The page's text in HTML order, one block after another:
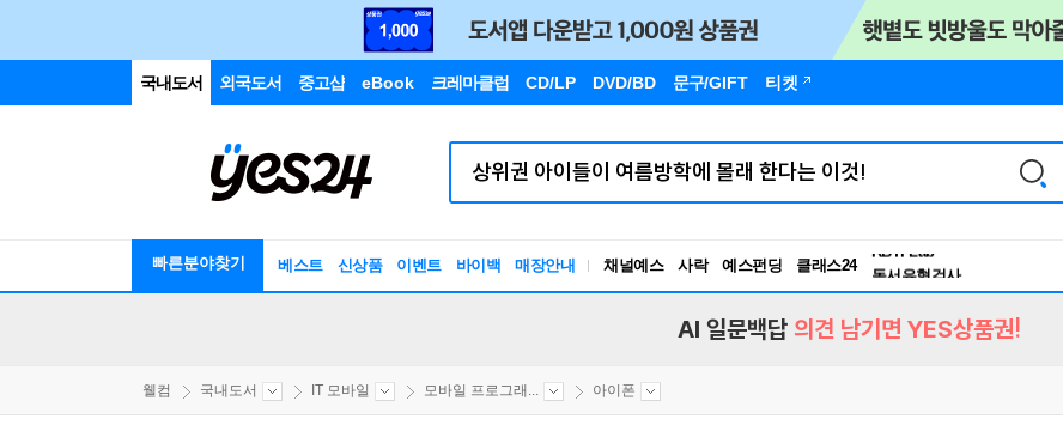
국내도서 외국도서 중고샵 eBook 크레마클럽 CD/LP DVD/BD 문구/GIFT 티켓
빠른분야찾기 베스트 신상품 이벤트 바이백 매장안내 채널예스 사락 예스펀딩 클래스24
독서유형검사
AI 일문백답 의견 남기면 YES상품권!
웰컴 국내도서 IT 모바일 모바일 프로그래... 아이폰